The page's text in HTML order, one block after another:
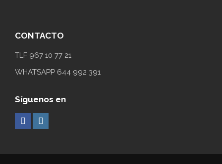
CONTACTO
TLF 967 10 77 21
WHATSAPP 644 992 391
Síguenos en